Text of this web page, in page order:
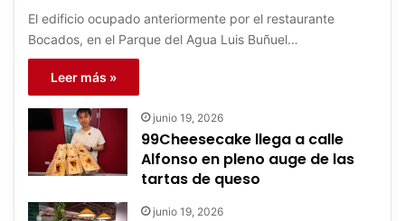
El edificio ocupado anteriormente por el restaurante
Bocados, en el Parque del Agua Luis Buñuel…
Leer más »
junio 19, 2026
99Cheesecake llega a calle
Alfonso en pleno auge de las
tartas de queso
junio 19, 2026